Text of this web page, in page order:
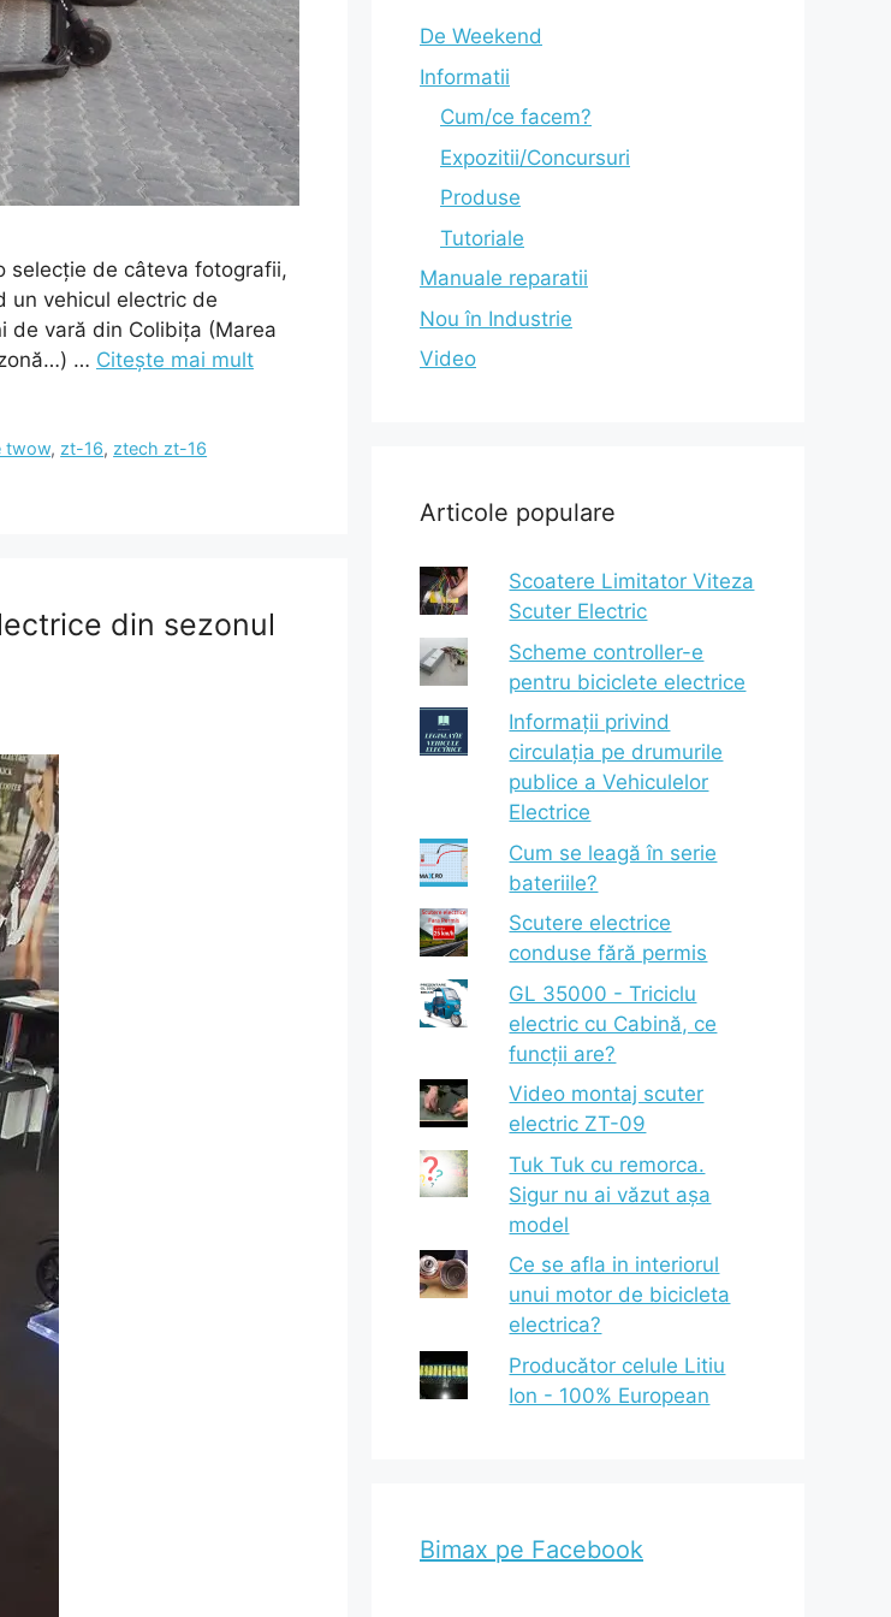
selecție de câteva fotografii,
un vehicul electric de
de vară din Colibița (Marea
… Citește mai mult
twow, zt-16, ztech zt-16
din sezonul
De Weekend
Informatii
Cum/ce facem?
Expozitii/Concursuri
Produse
Tutoriale
Manuale reparatii
Nou în Industrie
Video
Articole populare
Scoatere Limitator Viteza
Scuter Electric
Scheme controller-e
pentru biciclete electrice
Informații privind
circulația pe drumurile
publice a Vehiculelor
Electrice
Cum se leagă în serie
bateriile?
Scutere electrice
conduse fără permis
GL 35000 - Triciclu
electric cu Cabină, ce
funcții are?
Video montaj scuter
electric ZT-09
Tuk Tuk cu remorca.
Sigur nu ai văzut așa
model
Ce se afla in interiorul
unui motor de bicicleta
electrica?
Producător celule Litiu
Ion - 100% European
Bimax pe Facebook